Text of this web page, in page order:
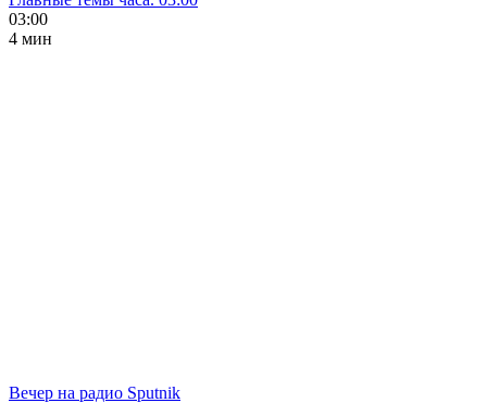
03:00
4 мин
Вечер на радио Sputnik